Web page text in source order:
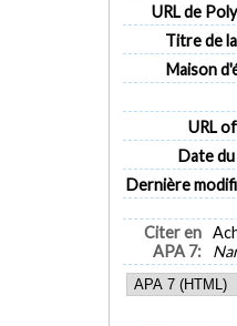
URL de
Titre de
Maison
URL
Date
Dernière
Citer en
APA 7: